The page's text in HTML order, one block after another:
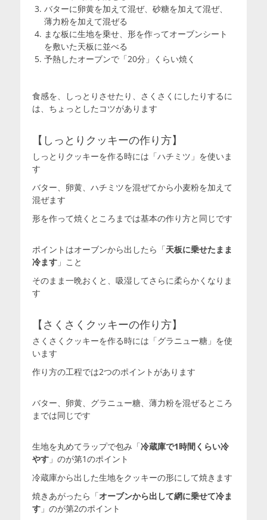
バターに卵黄を加えて混ぜ、砂糖を加えて混ぜ、
薄力粉を加えて混ぜる
まな板に生地を乗せ、形を作ってオーブンシート
を敷いた天板に並べる
予熱したオーブンで「20分」くらい焼く
食感を、しっとりさせたり、さくさくにしたりするに
は、ちょっとしたコツがあります
【しっとりクッキーの作り方】
しっとりクッキーを作る時には「ハチミツ」を使いま
す
バター、卵黄、ハチミツを混ぜてから小麦粉を加えて
混ぜます
形を作って焼くところまでは基本の作り方と同じです
ポイントはオーブンから出したら「天板に乗せたまま
冷ます 」こと
そのまま一晩おくと、吸湿してさらに柔らかくなりま
す
【さくさくクッキーの作り方】
さくさくクッキーを作る時には「グラニュー糖」を使
います
作り方の工程では2つのポイントがあります
バター、卵黄、グラニュー糖、薄力粉を混ぜるところ
までは同じです
生地を丸めてラップで包み「冷蔵庫で1時間くらい冷
やす 」のが第1のポイント
冷蔵庫から出した生地をクッキーの形にして焼きます
焼きあがったら「オーブンから出して網に乗せて冷ま
す 」のが第2のポイント